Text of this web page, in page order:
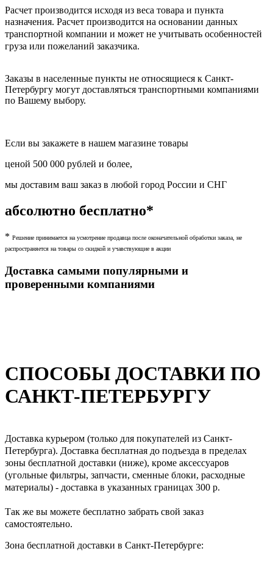
Расчет производится исходя из веса товара и пункта
назначения. Расчет производится на основании данных
транспортной компании и может не учитывать особенностей
груза или пожеланий заказчика.
Заказы в населенные пункты не относящиеся к Санкт-
Петербургу могут доставляться транспортными компаниями
по Вашему выбору.
Если вы закажете в нашем магазине товары
ценой 500 000 рублей и более,
мы доставим ваш заказ в любой город России и СНГ
абсолютно бесплатно*
* Решение принимается на усмотрение продавца после оконачательной обработки заказа, не
распространяется на товары со скидкой и учавствующие в акции
Доставка самыми популярными и
проверенными компаниями
СПОСОБЫ ДОСТАВКИ ПО
САНКТ-ПЕТЕРБУРГУ
Доставка курьером (только для покупателей из Санкт-
Петербурга). Доставка бесплатная до подъезда в пределах
зоны бесплатной доставки (ниже), кроме аксессуаров
(угольные фильтры, запчасти, сменные блоки, расходные
материалы) - доставка в указанных границах 300 р.
Так же вы можете бесплатно забрать свой заказ
самостоятельно.
Зона бесплатной доставки в Санкт-Петербурге: